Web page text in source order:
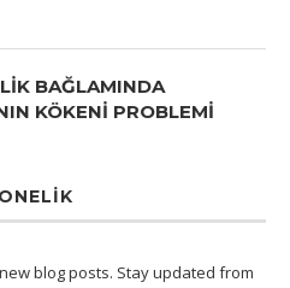
BAĞLAMINDA
KÖKENİ PROBLEMİ
blog posts. Stay updated from